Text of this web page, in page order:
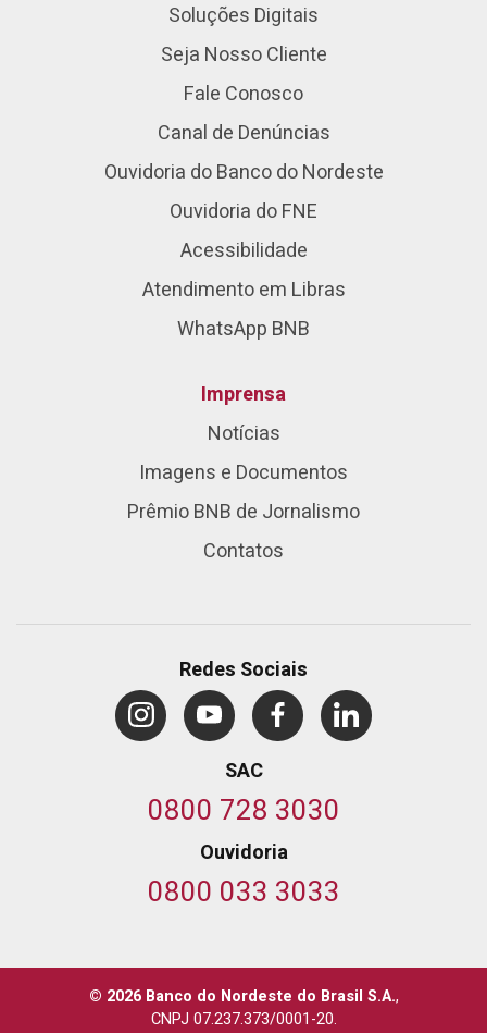
Soluções Digitais
Seja Nosso Cliente
Fale Conosco
Canal de Denúncias
Ouvidoria do Banco do Nordeste
Ouvidoria do FNE
Acessibilidade
Atendimento em Libras
WhatsApp BNB
Imprensa
Notícias
Imagens e Documentos
Prêmio BNB de Jornalismo
Contatos
Redes Sociais
SAC
0800 728 3030
Ouvidoria
0800 033 3033
© 2026 Banco do Nordeste do Brasil S.A.,
CNPJ 07.237.373/0001-20.